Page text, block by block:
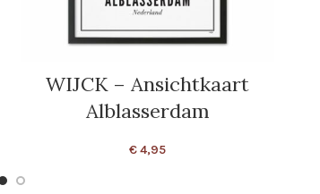
WIJCK – Ansichtkaart
Alblasserdam
€4,95